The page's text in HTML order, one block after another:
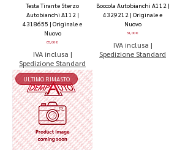
Testa Tirante Sterzo
Autobianchi A112 |
4318655 | Originale e
Nuovo
Prezzo
85,00 €
IVA inclusa |
Spedizione Standard
Boccola Autobianchi A112 |
4329212 | Originale e
Nuovo
Prezzo
31,00 €
IVA inclusa |
Spedizione Standard
ULTIMO RIMASTO